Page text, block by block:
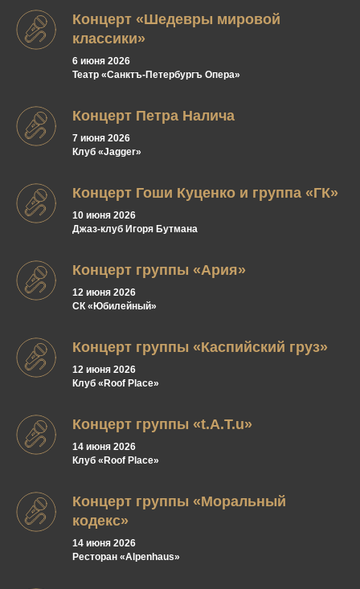
Концерт «Шедевры мировой
классики»
6 июня 2026
Театр «Санктъ-Петербургъ Опера»
Концерт Петра Налича
7 июня 2026
Клуб «Jagger»
Концерт Гоши Куценко и группа «ГК»
10 июня 2026
Джаз-клуб Игоря Бутмана
Концерт группы «Ария»
12 июня 2026
СК «Юбилейный»
Концерт группы «Каспийский груз»
12 июня 2026
Клуб «Roof Place»
Концерт группы «t.A.T.u»
14 июня 2026
Клуб «Roof Place»
Концерт группы «Моральный
кодекс»
14 июня 2026
Ресторан «Alpenhaus»